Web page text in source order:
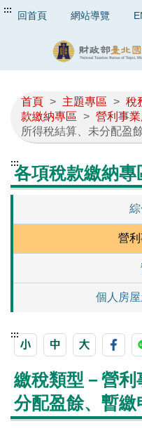
::: 回首頁 網站導覽
首頁 > 主題專區 > 稅
款繳納專區 > 營利事
所得稅結算、未分配盈
:::各項稅款繳納專
營
個人房
:::
繳稅類型－營
分配盈餘、暫